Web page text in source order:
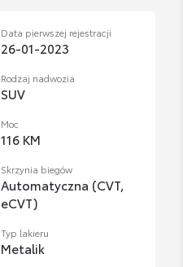
Data pierwszej rejestracji
26-01-2023
Rodzaj nadwozia
SUV
Moc
116 KM
Skrzynia biegów
Automatyczna (CVT,
eCVT)
Typ lakieru
Metalik